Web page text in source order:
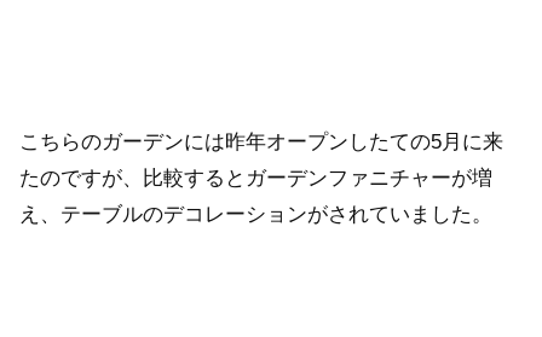
こちらのガーデンには昨年オープンしたての5月に来
たのですが、比較するとガーデンファニチャーが増
え、テーブルのデコレーションがされていました。